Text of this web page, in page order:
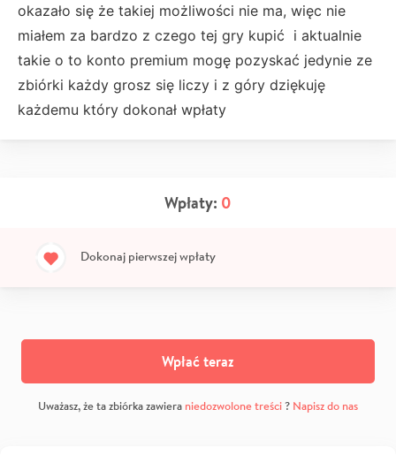
okazało się że takiej możliwości nie ma, więc nie
miałem za bardzo z czego tej gry kupić i aktualnie
takie o to konto premium mogę pozyskać jedynie ze
zbiórki każdy grosz się liczy i z góry dziękuję
każdemu który dokonał wpłaty
Wpłaty: 0
Dokonaj pierwszej wpłaty
Wpłać teraz
Uważasz, że ta zbiórka zawiera niedozwolone treści? Napisz do nas